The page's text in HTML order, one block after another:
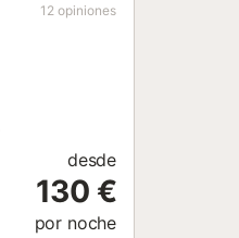
12 opiniones
desde
130 €
por noche